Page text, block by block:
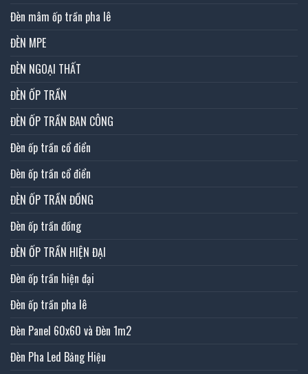
Đèn mâm ốp trần pha lê
ĐÈN MPE
ĐÈN NGOẠI THẤT
ĐÈN ỐP TRẦN
ĐÈN ỐP TRẦN BAN CÔNG
Đèn ốp trần cổ điển
Đèn ốp trần cổ điển
ĐÈN ỐP TRẦN ĐỒNG
Đèn ốp trần đồng
ĐÈN ỐP TRẦN HIỆN ĐẠI
Đèn ốp trần hiện đại
Đèn ốp trần pha lê
Đèn Panel 60x60 và Đèn 1m2
Đèn Pha Led Bảng Hiệu